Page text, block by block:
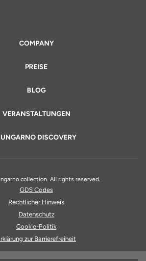
COMPANY
PREISE
BLOG
VERANSTALTUNGEN
DISCOVERY
collection. All rights reserved.
GDS Codes
Rechtlicher Hinweis
Datenschutz
Cookie-Politik
zur Barrierefreiheit